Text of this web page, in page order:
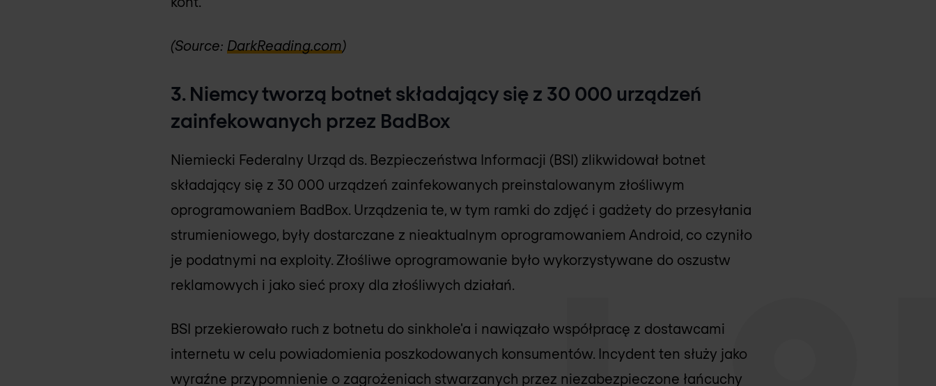
(Source: DarkReading.com)
3. Niemcy tworzą botnet składający się z 30 000 urządzeń
zainfekowanych przez BadBox
Niemiecki Federalny Urząd ds. Bezpieczeństwa Informacji (BSI) zlikwidował botnet
składający się z 30 000 urządzeń zainfekowanych preinstalowanym złośliwym
oprogramowaniem BadBox. Urządzenia te, w tym ramki do zdjęć i gadżety do przesyłania
strumieniowego, były dostarczane z nieaktualnym oprogramowaniem Android, co czyniło
je podatnymi na exploity. Złośliwe oprogramowanie było wykorzystywane do oszustw
reklamowych i jako sieć proxy dla złośliwych działań.
BSI przekierowało ruch z botnetu do sinkhole'a i nawiązało współpracę z dostawcami
internetu w celu powiadomienia poszkodowanych konsumentów. Incydent ten służy jako
wyraźne przypomnienie o zagrożeniach stwarzanych przez niezabezpieczone łańcuchy